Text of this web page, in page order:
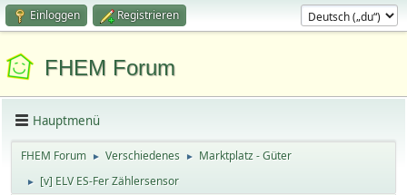
Einloggen Registrieren
FHEM Forum
Hauptmenü
FHEM Forum ► Verschiedenes ► Marktplatz - Güter
► [v] ELV ES-Fer Zählersensor